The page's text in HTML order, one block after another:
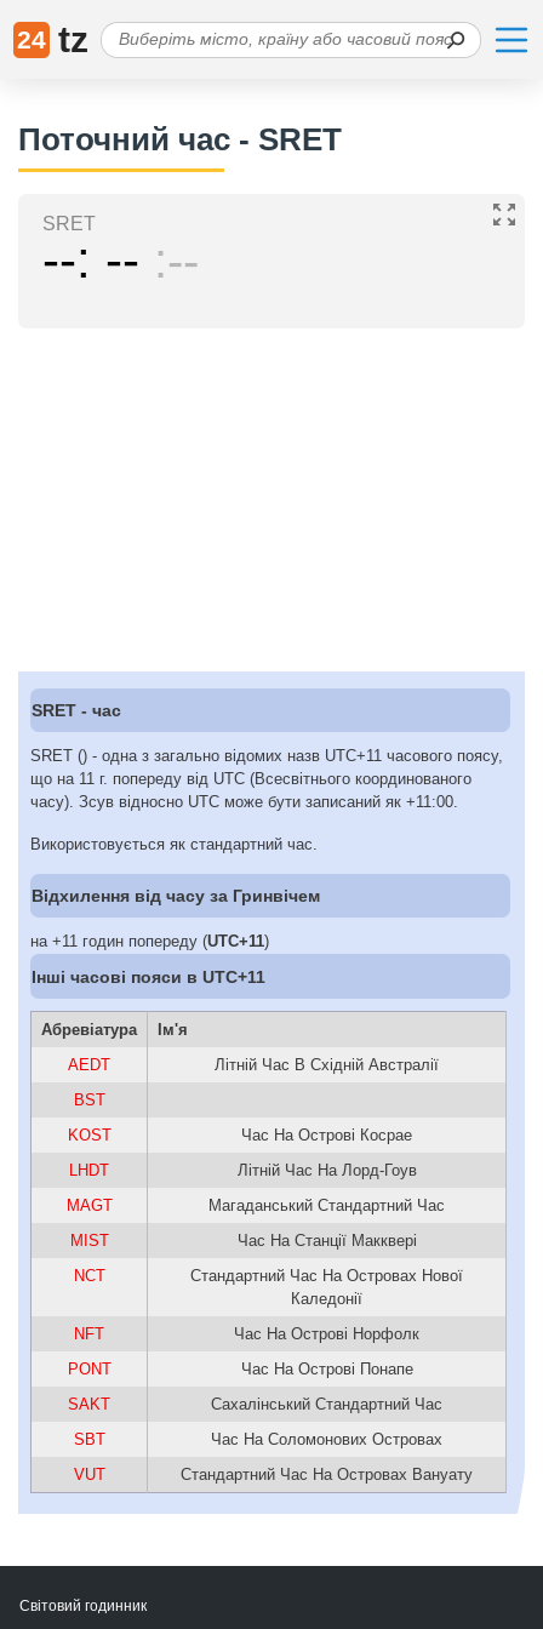
24 tz
Поточний час - SRET
SRET
-- -- --
SRET - час
SRET () - одна з загально відомих назв UTC+11 часового поясу,
що на 11 г. попереду від UTC (Всесвітнього координованого
часу). Зсув відносно UTC може бути записаний як +11:00.
Використовується як стандартний час.
Відхилення від часу за Гринвічем
на +11 годин попереду (UTC+11)
Інші часові пояси в UTC+11
Абревіатура
Ім'я
AEDT
Літній Час В Східній Австралії
BST
KOST
Час На Острові Косрае
LHDT
Літній Час На Лорд-Гоув
MAGT
Магаданський Стандартний Час
MIST
Час На Станції Макквері
NCT
Стандартний Час На Островах Нової
Каледонії
NFT
Час На Острові Норфолк
PONT
Час На Острові Понапе
SAKT
Сахалінський Стандартний Час
SBT
Час На Соломонових Островах
VUT
Стандартний Час На Островах Вануату
Світовий годинник